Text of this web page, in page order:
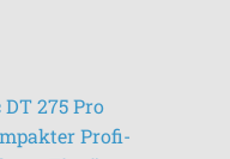
275 Pro
Profi-